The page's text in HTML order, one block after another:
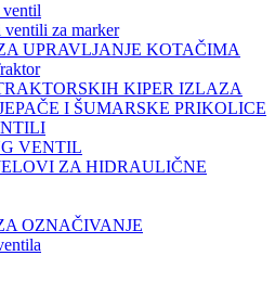
ventil
za marker
UPRAVLJANJE KOTAČIMA
KIPER IZLAZA
I ŠUMARSKE PRIKOLICE
VENTIL
ZA HIDRAULIČNE
OZNAČIVANJE